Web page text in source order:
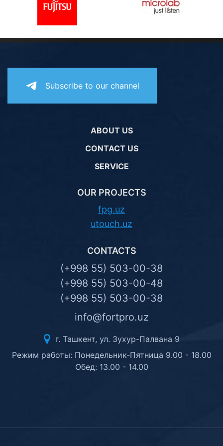
Subscribe to our channel
ABOUT US
CONTACT US
SERVICE
OUR PROJECTS
fpg.uz
utouch.uz
CONTACTS
(+998 55) 503-00-38
(+998 55) 503-00-48
(+998 55) 503-00-38
info@fortpro.uz
г. Ташкент, ул. Зухур-Палвана 9
Режим работы: Понедельник-Пятница 9.00 - 18.00
Обед: 13.00 - 14.00